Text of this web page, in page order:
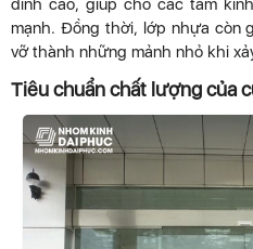
dính cao, giúp cho các tấm
mạnh. Đồng thời, lớp nhựa còn
vỡ thành những mảnh nhỏ khi
Tiêu chuẩn chất lượng của